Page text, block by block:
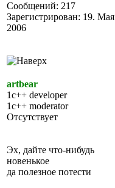
Сообщений: 217
Зарегистрирован: 19. Мая
2006
artbear
1c++ developer
1c++ moderator
Отсутствует
Эх, дайте что-нибудь
новенькое
да полезное потести